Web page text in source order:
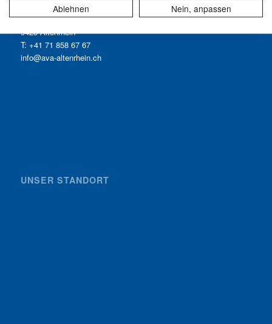
Wiesenstrasse 32
Postfach 55
9423 Altenrhein
T: +41 71 858 67 67
info@ava-altenrhein.ch
UNSER STANDORT
Ablehnen
Nein, anpassen